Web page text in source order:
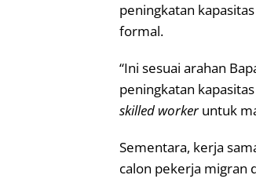
peningkatan
formal.
“Ini sesuai arahan
peningkatan
skilled workeruntuk
Sementara, kerja
calon pekerja migran